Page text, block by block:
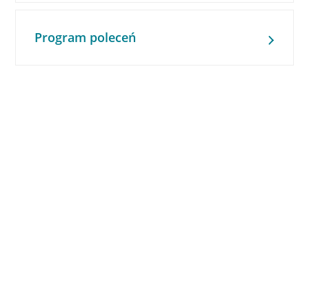
Program poleceń